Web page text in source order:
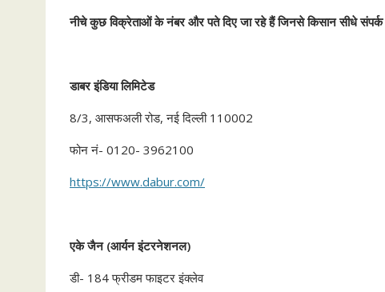
नीचे कुछ विक्रेताओं के नंबर और पते दिए जा रहे हैं जिनसे किसान सीधे संपर्क
डाबर इंडिया लिमिटेड
8/3, आसफअली रोड, नई दिल्ली 110002
फोन नं- 0120- 3962100
https://www.dabur.com/
एके जैन(आर्यन इंटरनेशनल)
डी- 184 फ्रीडम फाइटर इंक्लेव